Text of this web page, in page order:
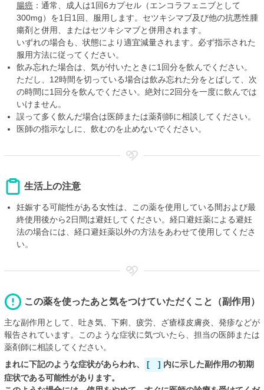
腸癌 ：通常、成人は1回6カプセル（エンコラフェニブとして
300mg）を1日1回、服用します。セツキシマブ及び他の抗悪性腫
瘍剤と併用、またはセツキシマブと併用されます。
いずれの場合も、状態により適宜減量されます。必ず指示された
服用方法に従ってください。
飲み忘れた場合は、気が付いたときに1回分を飲んでください。
ただし、12時間を切っている場合は飲み忘れた分をとばして、次
の時間に1回分を飲んでください。絶対に2回分を一度に飲んでは
いけません。
誤って多く飲んだ場合は医師または薬剤師に相談してください。
医師の指示なしに、飲むのを止めないでください。
生活上の注意
妊娠する可能性がある女性は、この薬を使用している間および最
終使用後から2日間は避妊してください。経口避妊薬による避妊
法の場合には、経口避妊薬以外の方法をあわせて使用してくださ
い。
この薬を使ったあと気をつけていただくこと（副作用）
主な副作用として、吐き気、下痢、疲労、ざ瘡様皮膚炎、発疹などが
報告されています。このような症状に気づいたら、担当の医師または
薬剤師に相談してください。
まれに下記のような症状があらわれ、
[ ] 内に示した副作用の初期
症状である可能性があります。